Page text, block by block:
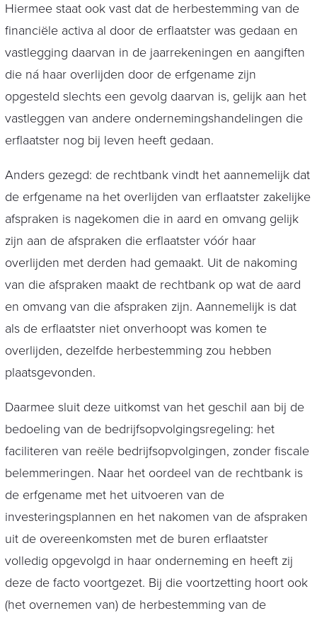
Hiermee staat ook vast dat de herbestemming van de
financiële activa al door de erflaatster was gedaan en
vastlegging daarvan in de jaarrekeningen en aangiften
die ná haar overlijden door de erfgename zijn
opgesteld slechts een gevolg daarvan is, gelijk aan het
vastleggen van andere ondernemingshandelingen die
erflaatster nog bij leven heeft gedaan.
Anders gezegd: de rechtbank vindt het aannemelijk dat
de erfgename na het overlijden van erflaatster zakelijke
afspraken is nagekomen die in aard en omvang gelijk
zijn aan de afspraken die erflaatster vóór haar
overlijden met derden had gemaakt. Uit de nakoming
van die afspraken maakt de rechtbank op wat de aard
en omvang van die afspraken zijn. Aannemelijk is dat
als de erflaatster niet onverhoopt was komen te
overlijden, dezelfde herbestemming zou hebben
plaatsgevonden.
Daarmee sluit deze uitkomst van het geschil aan bij de
bedoeling van de bedrijfsopvolgingsregeling: het
faciliteren van reële bedrijfsopvolgingen, zonder fiscale
belemmeringen. Naar het oordeel van de rechtbank is
de erfgename met het uitvoeren van de
investeringsplannen en het nakomen van de afspraken
uit de overeenkomsten met de buren erflaatster
volledig opgevolgd in haar onderneming en heeft zij
deze de facto voortgezet. Bij die voortzetting hoort ook
(het overnemen van) de herbestemming van de